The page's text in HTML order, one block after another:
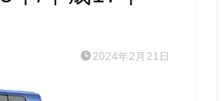
2024年2月21日